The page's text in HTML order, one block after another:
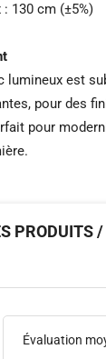
130 cm (±5%)
lumineux est
pour des
pour
PRODUITS
Évaluation